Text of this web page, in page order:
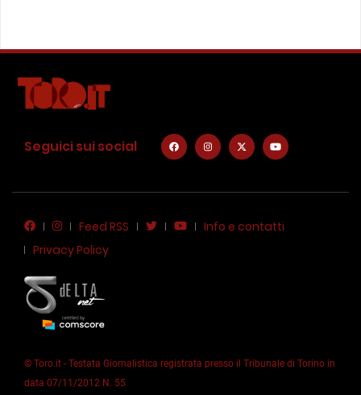
Seguici sui social
Feed RSS
Info e contatti
Privacy Policy
© Toro.it - Testata Giornalistica registrata presso il Tribunale di Torino in
data 07/11/2012 N. 55